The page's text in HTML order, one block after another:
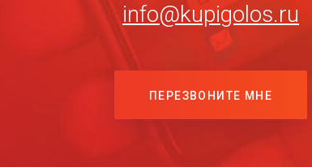
info@kupigolos.ru
ПЕРЕЗВОНИТЕ МНЕ